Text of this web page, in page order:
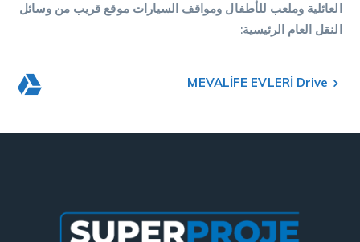
العائلية وملعب للأطفال ومواقف السيارات موقع قريب من وسائل
النقل العام الرئيسية:
MEVALİFE EVLERİ Drive